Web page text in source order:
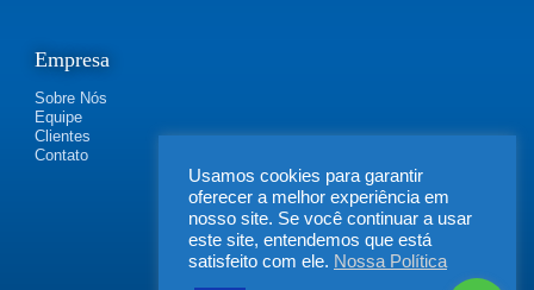
Empresa
Sobre Nós
Equipe
Clientes
Contato
Usamos cookies para garantir
oferecer a melhor experiência em
nosso site. Se você continuar a usar
este site, entendemos que está
satisfeito com ele. Nossa Política